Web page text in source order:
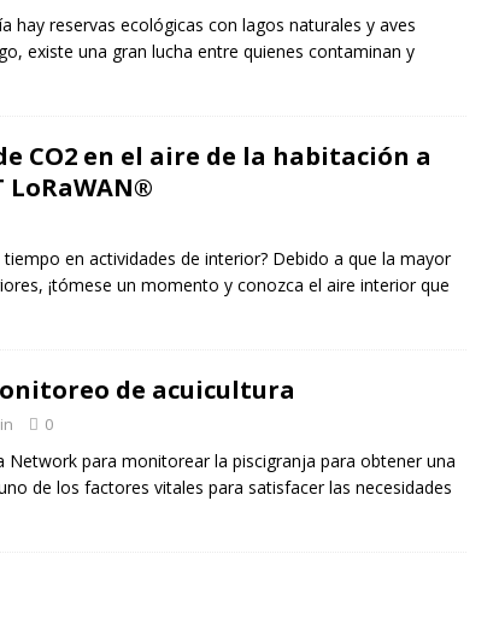
hay reservas ecológicas con lagos naturales y aves
existe una gran lucha entre quienes contaminan y
CO2 en el aire de la habitación a
LoRaWAN®
en actividades de interior? Debido a que la mayor
¡tómese un momento y conozca el aire interior que
de acuicultura
0
para monitorear la piscigranja para obtener una
de los factores vitales para satisfacer las necesidades